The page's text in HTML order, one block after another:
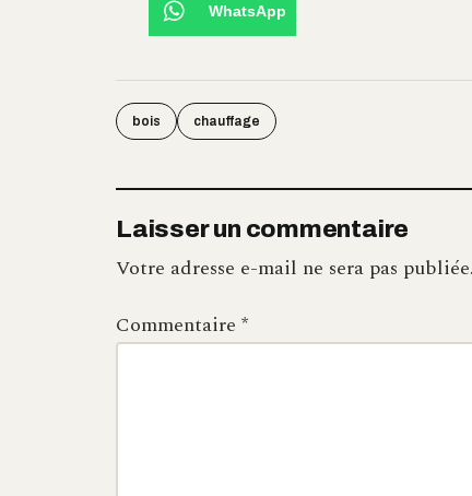
WhatsApp
bois chauffage
Laisser un commentaire
Votre adresse e-mail ne sera pas publiée.
Commentaire *